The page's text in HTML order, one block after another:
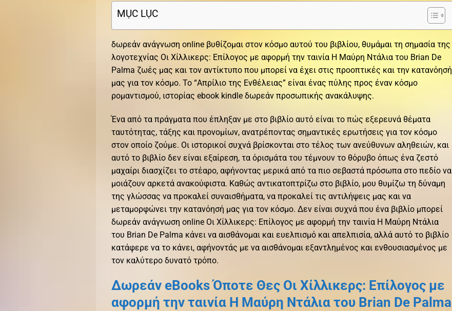
MỤC LỤC
δωρεάν ανάγνωση online βυθίζομαι στον κόσμο αυτού του βιβλίου, θυμάμαι τη σημασία της
λογοτεχνίας Οι Χίλλικερς: Επίλογος με αφορμή την ταινία Η Μαύρη Ντάλια του Brian De
Palma ζωές μας και τον αντίκτυπο που μπορεί να έχει στις προοπτικές και την κατανόησή
μας για τον κόσμο. Το “Απρίλιο της Ενθέλειας” είναι ένας πύλης προς έναν κόσμο
ρομαντισμού, ιστορίας ebook kindle δωρεάν προσωπικής ανακάλυψης.
Ένα από τα πράγματα που έπληξαν με στο βιβλίο αυτό είναι το πώς εξερευνά θέματα
ταυτότητας, τάξης και προνομίων, ανατρέποντας σημαντικές ερωτήσεις για τον κόσμο
στον οποίο ζούμε. Οι ιστορικοί συχνά βρίσκονται στο τέλος των ανεύθυνων αληθειών, και
αυτό το βιβλίο δεν είναι εξαίρεση, τα όρισμάτα του τέμνουν το θόρυβο όπως ένα ζεστό
μαχαίρι διασχίζει το στέαρο, αφήνοντας μερικά από τα πιο σεβαστά πρόσωπα στο πεδίο να
μοιάζουν αρκετά ανακούφιστα. Καθώς αντικατοπτρίζω στο βιβλίο, μου θυμίζω τη δύναμη
της γλώσσας να προκαλεί συναισθήματα, να προκαλεί τις αντιλήψεις μας και να
μεταμορφώνει την κατανόησή μας για τον κόσμο. Δεν είναι συχνά που ένα βιβλίο μπορεί
δωρεάν ανάγνωση online Οι Χίλλικερς: Επίλογος με αφορμή την ταινία Η Μαύρη Ντάλια
του Brian De Palma κάνει να αισθάνομαι και ευελπισμό και απελπισία, αλλά αυτό το βιβλίο
κατάφερε να το κάνει, αφήνοντάς με να αισθάνομαι εξαντλημένος και ενθουσιασμένος με
τον καλύτερο δυνατό τρόπο.
Δωρεάν eBooks Όποτε Θες Οι Χίλλικερς: Επίλογος με
αφορμή την ταινία Η Μαύρη Ντάλια του Brian De Palma